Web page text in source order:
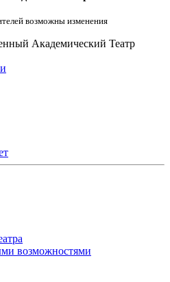
возможны изменения
Академический Театр
возможностями